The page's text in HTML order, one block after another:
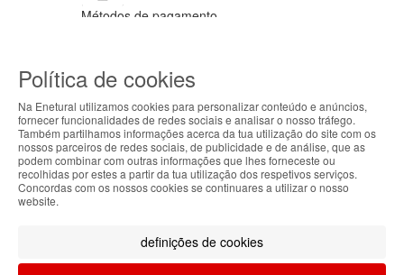
Métodos de pagamento
Todos os direitos reservados / Salvo
apresentadas são válidas até ao dia 07-
08-2026.
Designed & developed byBsolus
Filtrar por
ABOUT THE COOKIES
Enetural handles information about your visit using
cookies that improve the performance of the
website, facilitate sharing via social networks and
continuing to browse our site, you accept the use of
these cookies. For more information, see our
Política de cookies
Na Enetural utilizamos cookies para personalizar conteúdo e anúncios,
fornecer funcionalidades de redes sociais e analisar o nosso tráfego.
Também partilhamos informações acerca da tua utilização do site com os
nossos parceiros de redes sociais, de publicidade e de análise, que as
podem combinar com outras informações que lhes forneceste ou
recolhidas por estes a partir da tua utilização dos respetivos serviços.
Concordas com os nossos cookies se continuares a utilizar o nosso
website.
definições de cookies